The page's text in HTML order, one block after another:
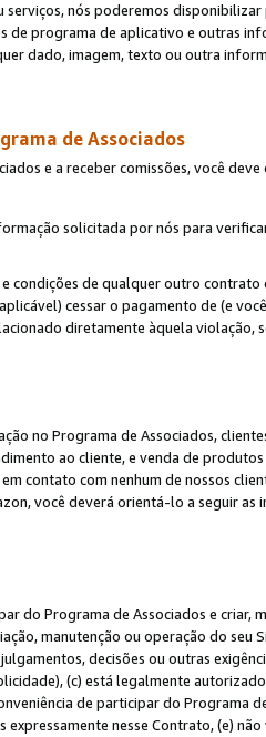
nós poderemos
programa de aplicativo e outras
dado, imagem, texto ou outra
de Associados
e a receber comissões, você
solicitada por nós para
condições de qualquer outro
cessar o pagamento de (e
diretamente àquela violação,
no Programa de Associados,
ao cliente, e venda de
contato com nenhum de nossos
você deverá orientá-lo a seguir
do Programa de Associados e
manutenção ou operação do
decisões ou outras
(c) está legalmente
de participar do Programa
nesse Contrato, (e)